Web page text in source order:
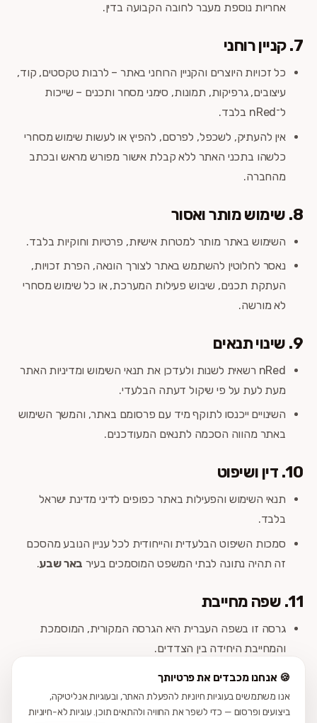
אחריות נוספת מעבר לחובה הקבועה בדין.
7. קניין רוחני
כל זכויות היוצרים והקניין הרוחני באתר – לרבות טקסטים, קוד,
עיצובים, גרפיקות, תמונות, סימני מסחר ותכנים – שייכות
ל־nRed בלבד.
אין להעתיק, לשכפל, לפרסם, להפיץ או לעשות שימוש מסחרי
כלשהו בתכני האתר ללא קבלת אישור מפורש מראש ובכתב
מהחברה.
8. שימוש מותר ואסור
השימוש באתר מותר למטרות אישיות, פרטיות וחוקיות בלבד.
נאסר לחלוטין להשתמש באתר לצורך הונאה, הפרת זכויות,
העתקת תכנים, שיבוש פעילות המערכת, או כל שימוש מסחרי
לא מורשה.
9. שינוי תנאים
nRed רשאית לשנות ולעדכן את תנאי השימוש ומדיניות האתר
מעת לעת על פי שיקול דעתה הבלעדי.
השינויים ייכנסו לתוקף מיד עם פרסומם באתר, והמשך השימוש
באתר מהווה הסכמה לתנאים המעודכנים.
10. דין ושיפוט
תנאי השימוש והפעילות באתר כפופים לדיני מדינת ישראל
בלבד.
סמכות השיפוט הבלעדית והייחודית לכל עניין הנובע מהסכם
זה תהיה נתונה לבתי המשפט המוסמכים בעיר באר שבע.
11. שפה מחייבת
גרסה זו בשפה העברית היא הגרסה המקורית, המוסמכת
והמחייבת היחידה בין הצדדים.
בעתיד עשויות להתווסף גרסאות מתורגמות בשפות נוספות
(כגון אנגלית, ערבית, רוסית) לצורכי נוחות הגולשים בלבד, ובכל
מקרה של סתירה – הנוסח בעברית הוא שיקבע.
🍪 אנחנו מכבדים את פרטיותך
אנו משתמשים בעוגיות חיוניות להפעלת האתר, ובעוגיות אנליטיקה,
ביצועים ופרסום — כדי לשפר את החוויה ולהתאים תוכן. עוגיות לא-חיוניות